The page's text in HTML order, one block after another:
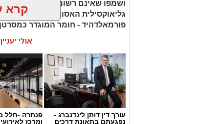
ושמפו שאינם רשומים כחוק. בחלק
גליאוקסילית האסורה לשימוש
פורמאלדהיד - חומר המוגדר כמסרטן
קרא
אולי
עורך דין דותן לינדנברג -
נפגעתם בתאונת דרכים
פנתרה -חלל
ומרכז